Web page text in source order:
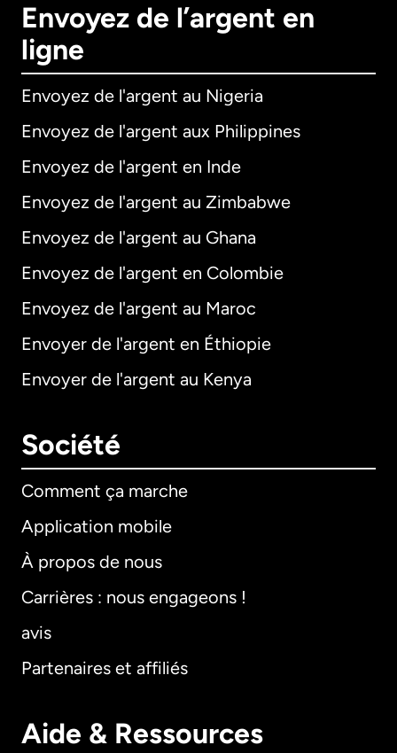
Envoyez de l’argent en
ligne
Envoyez de l'argent au Nigeria
Envoyez de l'argent aux Philippines
Envoyez de l'argent en Inde
Envoyez de l'argent au Zimbabwe
Envoyez de l'argent au Ghana
Envoyez de l'argent en Colombie
Envoyez de l'argent au Maroc
Envoyer de l'argent en Éthiopie
Envoyer de l'argent au Kenya
Société
Comment ça marche
Application mobile
À propos de nous
Carrières : nous engageons !
avis
Partenaires et affiliés
Aide & Ressources